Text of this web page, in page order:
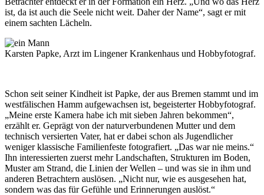
ist, da ist auch die Seele nicht weit. Daher der Name“, sagt er mit
einem sachten Lächeln.
Karsten Papke, Arzt im Lingener Krankenhaus und Hobbyfotograf.
Schon seit seiner Kindheit ist Papke, der aus Bremen stammt und im
westfälischen Hamm aufgewachsen ist, begeisterter Hobbyfotograf.
„Meine erste Kamera habe ich mit sieben Jahren bekommen“,
erzählt er. Geprägt von der naturverbundenen Mutter und dem
technisch versierten Vater, hat er dabei schon als Jugendlicher
weniger klassische Familienfeste fotografiert. „Das war nie meins.“
Ihn interessierten zuerst mehr Landschaften, Strukturen im Boden,
Muster am Strand, die Linien der Wellen – und was sie in ihm und
anderen Betrachtern auslösen. „Nicht nur, wie es ausgesehen hat,
sondern was das für Gefühle und Erinnerungen auslöst.“